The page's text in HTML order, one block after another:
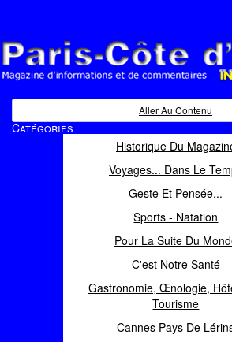
Magazine d'informations et deAller Au Contenu
Catégories
Historique Du
Voyages... Dans Le
Geste Et Pensée...
Sports - Natation
Pour La Suite Du
C'est Notre Santé
Gastronomie, Œnologie,
Tourisme
Cannes Pays De